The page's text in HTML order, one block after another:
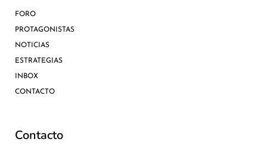
FORO
PROTAGONISTAS
NOTICIAS
ESTRATEGIAS
INBOX
CONTACTO
Contacto